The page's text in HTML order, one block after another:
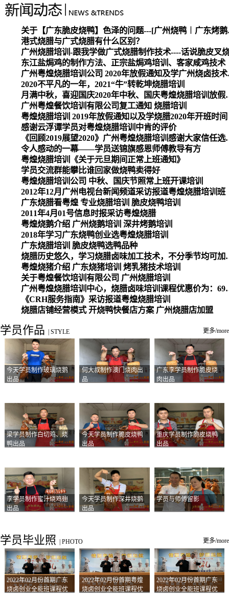
关于【广
港式烧腊与广式烧腊有什么区别？
广州烧腊培训-跟我学做广式烧腊制作技术----话说脆皮叉
东江盐焗鸡的制作方法、正宗盐焗鸡培训、客家咸鸡技术
广州粤煌
2020不平凡的一年，2021“牛”转乾坤烧腊培训
月满中秋，喜迎
广州粤煌餐饮培训有限公司复工通知 烧腊培训
粤煌烧腊培训 2019年放假通知以及学烧腊2020年开班时间
感谢云浮谭学员对粤煌烧腊培训中肯的评价
《回顾2019展望
令人感动的一幕——学员送锦旗感恩师傅教导有方
粤煌烧腊培训《关于元旦期间正常上班通知》
学员交流群能攀比谁回家做烧鸭卖得好
粤煌烧腊培训公司 中秋、国庆节照常上班开课培训
2012年12月广州电视台新闻频道采访报道粤煌烧腊培训班
广东烧腊看粤煌 专业烧腊培训 脆皮烧鸭培训
2011年4月01号信息时报采访粤煌烧腊
粤煌烧鹅介绍 广州烧鹅培训 深井烤鹅培训
2018年学习广东烧鸭创业选粤煌烧腊培训
广东烧腊培训 脆皮烧鸭选鸭品种
烧腊历史悠久，学习
粤煌烧猪介绍 广东烧猪培训 烤乳猪技术培训
关于粤煌餐饮培训有限公司 广州烧腊培训
广州粤煌烧腊培训中心，烧腊卤味培训课程优惠价为：6980元
《CRH服务指南》采访报道粤煌烧腊培训
烧腊店铺经营模式 开烧鸭快餐店方案 广州烧腊店加盟
学员作品 STYLE 更多/more
今天学员制作玻璃烧鹅
出品
何大叔制作澳门烧肉出
品
广东李学员制作脆皮烧
肉出品
梁学员制作白切鸡、烧
鸭出品
今天学员制作脆皮烧鸭
出品
重庆学员制作脆皮烧鸭
出品
李学员制作蜜汁烧鸡翅
出品
今天学员制作深井烧鹅
出品
学员与师傅留影
学员毕业照 PHOTO 更多/more
2022年02月份首期广东
烧卤创业全能班课程优
2022年02月份首期粤煌
烧卤创业全能班课程优
2022年02月份首期广东
烧卤创业全能班课程优